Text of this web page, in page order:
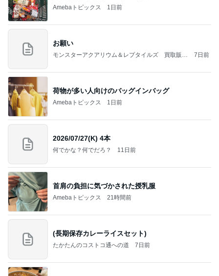
Amebaトピックス 1日前
お願い
モンスターアクアリウム＆レプタイルズ 買取販売
7日前
荷物が多い人向けのバッグインバッグ
Amebaトピックス 1日前
2026/07/27(K) 4本
何でかな？何でだろ？ 11日前
首肩の負担に気づかされた授乳服
Amebaトピックス 21時間前
(長期保存カレーライスセット)
たかたんのコストコ通への道 7日前